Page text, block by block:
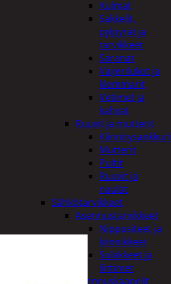
Kulmat
Sakkelit,
pylpyrät ja
tarvikkeet
Saranat
Vaijerilukot ja
klemmarit
Vetimet ja
kahvat
Ruuvit ja mutterit
Mutterit
Pultit
Ruuvit ja
naulat
Sähkötarvikkeet
Asennustarvikkeet
Nippusiteet ja
kiinnikkeet
Sulakkeet ja
liittimet
Asennuskaapelit